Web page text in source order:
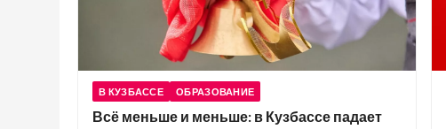
В КУЗБАССЕ ОБРАЗОВАНИЕ
Всё меньше и меньше: в Кузбассе падает